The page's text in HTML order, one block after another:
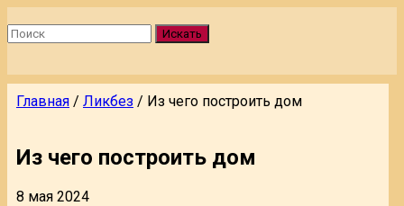
Искать
Главная / Ликбез / Из чего построить дом
Из чего построить дом
8 мая 2024